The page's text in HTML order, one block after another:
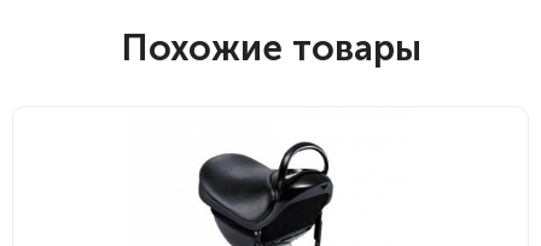
Похожие товары